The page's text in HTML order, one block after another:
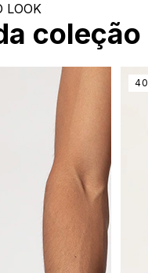
LOOK
coleção
40